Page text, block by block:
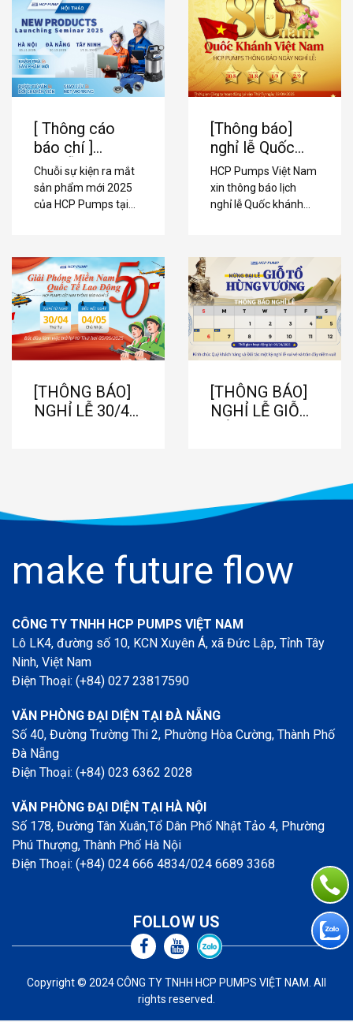
tiện sắp xếp công việc.
[ Thông cáo
báo chí ]
CHUỖI SỰ
KIỆN RA MẮT
SẢN PHẨM
VIỆT NAM
Chuỗi sự kiện ra mắt
sản phẩm mới 2025
của HCP Pumps tại
công nghệ và đối tác
toàn quốc.
[Thông báo]
nghỉ lễ Quốc
khánh 2/9 –
HCP Pumps
Việt Nam
HCP Pumps Việt Nam
xin thông báo lịch
nghỉ lễ Quốc khánh
tác kỳ nghỉ an toàn,
hạnh phúc.
[THÔNG BÁO]
NGHỈ LỄ 30/4
[THÔNG BÁO]
NGHỈ LỄ GIỖ
make future flow
CÔNG TY TNHH HCP PUMPS VIỆT NAM
Lô LK4, đường số 10, KCN Xuyên Á, xã Đức Lập, Tỉnh Tây
Ninh, Việt Nam
Điện Thoại: (+84) 027 23817590
VĂN PHÒNG ĐẠI DIỆN TẠI ĐÀ NẴNG
Số 40, Đường Trường Thi 2, Phường Hòa Cường, Thành Phố
Đà Nẵng
Điện Thoại: (+84) 023 6362 2028
VĂN PHÒNG ĐẠI DIỆN TẠI HÀ NỘI
Số 178, Đường Tân Xuân,Tổ Dân Phố Nhật Tảo 4, Phường
Phú Thượng, Thành Phố Hà Nội
Điện Thoại: (+84) 024 666 4834/024 6689 3368
Copyright © 2024 CÔNG TY TNHH HCP PUMPS VIỆT NAM. All
rights reserved.